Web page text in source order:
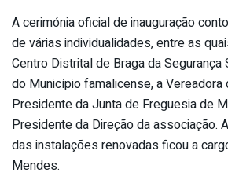
A cerimónia oficial de inauguração
de várias individualidades, entre as
Centro Distrital de Braga da
do Município famalicense, a Vereadora
Presidente da Junta de Freguesia de
Presidente da Direção da associação.
das instalações renovadas ficou a
Mendes.